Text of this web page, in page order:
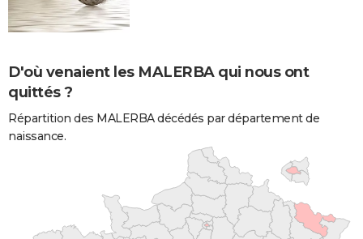
D'où venaient les MALERBA qui nous ont
quittés ?
Répartition des MALERBA décédés par département de
naissance.